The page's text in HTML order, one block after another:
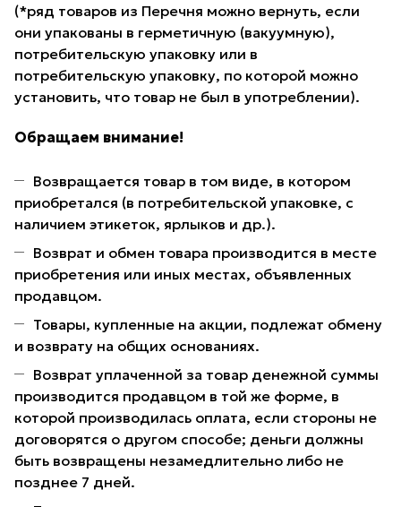
(*ряд товаров из Перечня можно вернуть, если
они упакованы в герметичную (вакуумную),
потребительскую упаковку или в
потребительскую упаковку, по которой можно
установить, что товар не был в употреблении).
Обращаем внимание!
Возвращается товар в том виде, в котором
приобретался (в потребительской упаковке, с
наличием этикеток, ярлыков и др.).
Возврат и обмен товара производится в месте
приобретения или иных местах, объявленных
продавцом.
Товары, купленные на акции, подлежат обмену
и возврату на общих основаниях.
Возврат уплаченной за товар денежной суммы
производится продавцом в той же форме, в
которой производилась оплата, если стороны не
договорятся о другом способе; деньги должны
быть возвращены незамедлительно либо не
позднее 7 дней.